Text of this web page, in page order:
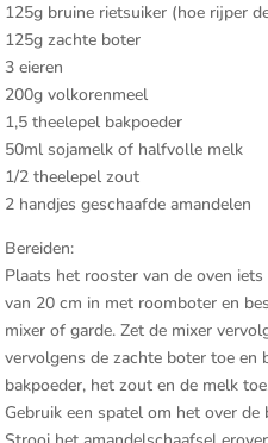
125g bruine rietsuiker (hoe rijper
125g zachte boter
3 eieren
200g volkorenmeel
1,5 theelepel bakpoeder
50ml sojamelk of halfvolle melk
1/2 theelepel zout
2 handjes geschaafde amandelen
Bereiden:
Plaats het rooster van de oven
van 20 cm in met roomboter en
mixer of garde. Zet de mixer
vervolgens de zachte boter toe
bakpoeder, het zout en de melk
Gebruik een spatel om het over